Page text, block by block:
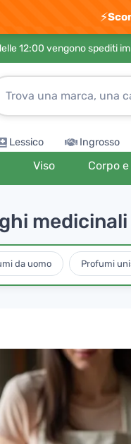
⚡
12:00 vengono spediti
Lessico Ingrosso
Viso Corpo
da uomo Profumi